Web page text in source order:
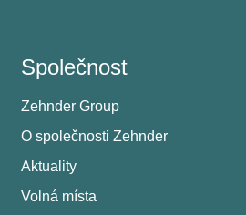
Společnost
Zehnder Group
O společnosti Zehnder
Aktuality
Volná místa